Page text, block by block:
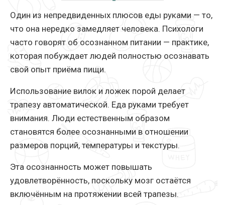
Один из непредвиденных плюсов еды руками — то,
что она нередко замедляет человека. Психологи
часто говорят об осознанном питании — практике,
которая побуждает людей полностью осознавать
свой опыт приёма пищи.
Использование вилок и ложек порой делает
трапезу автоматической. Еда руками требует
внимания. Люди естественным образом
становятся более осознанными в отношении
размеров порций, температуры и текстуры.
Эта осознанность может повышать
удовлетворённость, поскольку мозг остаётся
включённым на протяжении всей трапезы.